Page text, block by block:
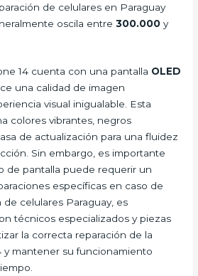
de celulares en Paraguay
oscila entre300.000 y
14 cuenta con una pantalla OLED
una calidad de imagen
visual inigualable. Esta
colores vibrantes, negros
de actualización para una fluidez
Sin embargo, es importante
de pantalla puede requerir un
específicas en caso de
de celulares Paraguay, es
técnicos especializados y piezas
la correcta reparación de la
y mantener su funcionamiento